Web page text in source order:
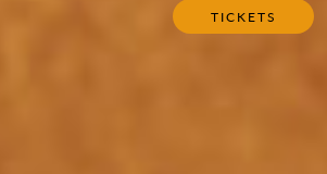
TICKETS